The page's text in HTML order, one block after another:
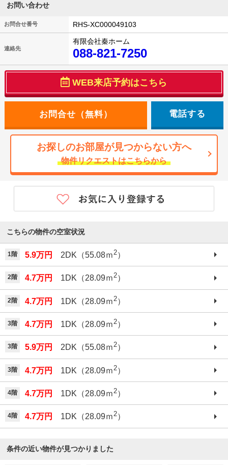
お問い合わせ
お問合せ番号 RHS-XC000049103
連絡先
有限会社秦ホーム
088-821-7250
WEB来店予約はこちら
電話する
お探しのお部屋が見つからない方へ
物件リクエストはこちらから
こちらの物件の空室状況
1階 5.9万円 2DK（55.08ｍ2）
2階 4.7万円 1DK（28.09ｍ2）
2階 4.7万円 1DK（28.09ｍ 2）
3階 4.7万円 1DK（28.09ｍ2）
3階 5.9万円 2DK（55.08ｍ2）
3階 4.7万円 1DK（28.09ｍ 2）
4階 4.7万円 1DK（28.09ｍ2）
4階 4.7万円 1DK（28.09ｍ2）
条件の近い物件が見つかりました